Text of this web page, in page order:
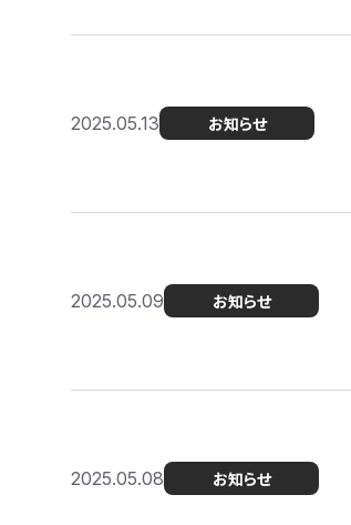
2025.05.13 お知らせ
2025.05.09 お知らせ
2025.05.08 お知らせ